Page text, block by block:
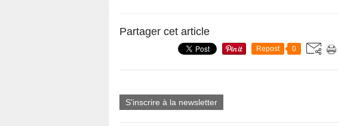
Partager cet article
Repost 0
S'inscrire à la newsletter